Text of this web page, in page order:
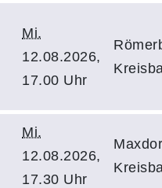
Mi.
12.08.2026,
17.00 Uhr
Mi.
12.08.2026,
17.30 Uhr